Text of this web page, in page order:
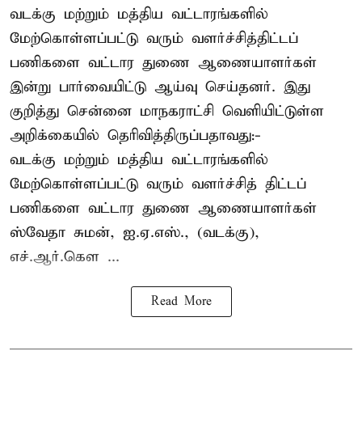
வடக்கு மற்றும் மத்திய வட்டாரங்களில்
மேற்கொள்ளப்பட்டு வரும் வளர்ச்சித்திட்டப்
பணிகளை வட்டார துணை ஆணையாளர்கள்
இன்று பார்வையிட்டு ஆய்வு செய்தனர். இது
குறித்து சென்னை மாநகராட்சி வெளியிட்டுள்ள
அறிக்கையில் தெரிவித்திருப்பதாவது:-
வடக்கு மற்றும் மத்திய வட்டாரங்களில்
மேற்கொள்ளப்பட்டு வரும் வளர்ச்சித் திட்டப்
பணிகளை வட்டார துணை ஆணையாளர்கள்
ஸ்வேதா சுமன், ஐ.ஏ.எஸ்., (வடக்கு),
எச்.ஆர்.கௌ ...
Read More